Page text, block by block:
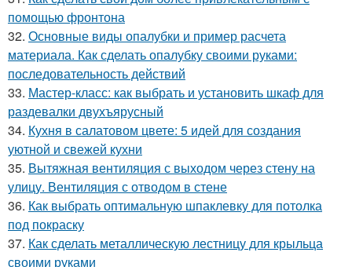
помощью фронтона
32. Основные виды опалубки и пример расчета
материала. Как сделать опалубку своими руками:
последовательность действий
33. Мастер-класс: как выбрать и установить шкаф для
раздевалки двухъярусный
34. Кухня в салатовом цвете: 5 идей для создания
уютной и свежей кухни
35. Вытяжная вентиляция с выходом через стену на
улицу. Вентиляция с отводом в стене
36. Как выбрать оптимальную шпаклевку для потолка
под покраску
37. Как сделать металлическую лестницу для крыльца
своими руками